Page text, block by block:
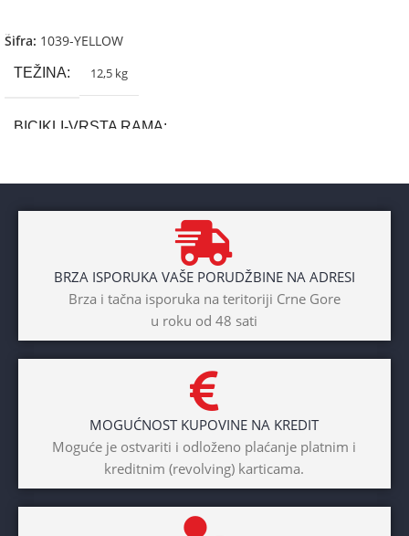
Šifra: 1039-YELLOW
TEŽINA 12,5 kg
BICIKLI-VRSTA RAMA
Unisex
BICIKLI-TIP RAMA
Prednji amotrizer
BRZA ISPORUKA VAŠE PORUDŽBINE NA ADRESI
Brza i tačna isporuka na teritoriji Crne Gore
u roku od 48 sati
MOGUĆNOST KUPOVINE NA KREDIT
Moguće je ostvariti i odloženo plaćanje platnim i
kreditnim (revolving) karticama.